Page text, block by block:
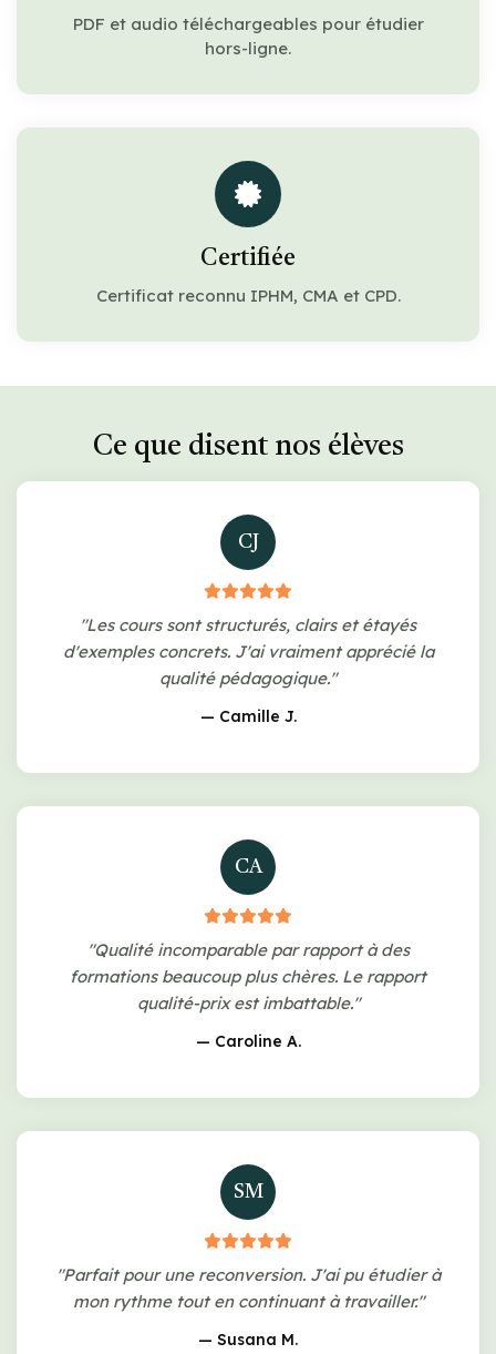
PDF et audio téléchargeables pour étudier
hors-ligne.
Certifiée
Certificat reconnu IPHM, CMA et CPD.
Ce que disent nos élèves
CJ
"Les cours sont structurés, clairs et étayés
d'exemples concrets. J'ai vraiment apprécié la
qualité pédagogique."
— Camille J.
CA
"Qualité incomparable par rapport à des
formations beaucoup plus chères. Le rapport
qualité-prix est imbattable."
— Caroline A.
SM
"Parfait pour une reconversion. J'ai pu étudier à
mon rythme tout en continuant à travailler."
— Susana M.